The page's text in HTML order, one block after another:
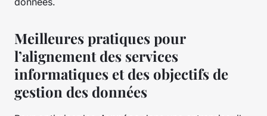
Meilleures pratiques pour
l’alignement des services
informatiques et des objectifs de
gestion des données